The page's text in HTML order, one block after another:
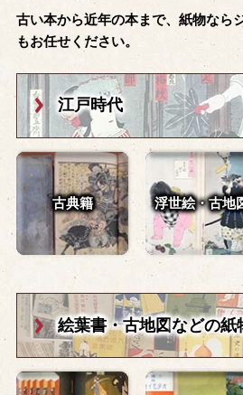
古い本から近年の本まで、紙物なら
もお任せください。
江戸時代
古典籍 浮世絵・古地
絵葉書・古地図などの紙